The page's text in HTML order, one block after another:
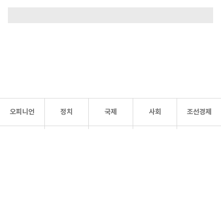
오피니언 정치 국제 사회 조선경제